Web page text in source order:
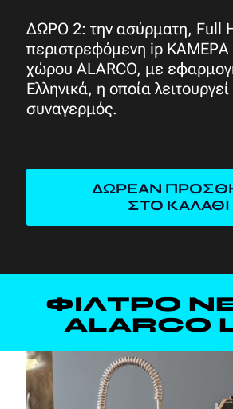
ΔΩΡΟ 2: την ασύρματη, Full
περιστρεφόμενη ip ΚΑΜΕΡΑ
χώρου ALARCO, με
Ελληνικά, η οποία
συναγερμός.
ΔΩΡΕΑΝ
ΣΤΟ ΚΑΛΑΘΙ
ΦΙΛΤΡΟ
ALARCO